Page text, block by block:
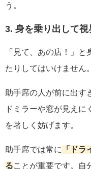
う。
3. 身を乗り出して
「見て、あの店！」
たりしてはいけません。
助手席の人が前に出す
ドミラーや窓が見え
を著しく妨げます。
助手席では常に
「ド
ることが重要です。自